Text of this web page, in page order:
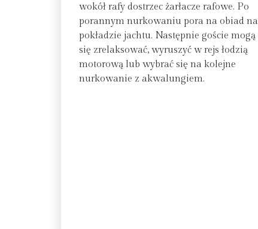
wokół rafy dostrzec żarłacze rafowe. Po
porannym nurkowaniu pora na obiad na
pokładzie jachtu. Następnie goście mogą
się zrelaksować, wyruszyć w rejs łodzią
motorową lub wybrać się na kolejne
nurkowanie z akwalungiem.